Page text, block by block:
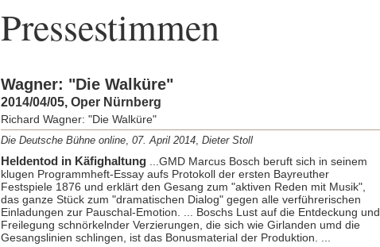
Pressestimmen
Wagner: "Die Walküre"
2014/04/05, Oper Nürnberg
Richard Wagner: "Die Walküre"
Die Deutsche Bühne online, 07. April 2014, Dieter Stoll
Heldentod in Käfighaltung...GMD Marcus Bosch beruft sich in seinem
klugen Programmheft-Essay aufs Protokoll der ersten Bayreuther
Festspiele 1876 und erklärt den Gesang zum "aktiven Reden mit Musik",
das ganze Stück zum "dramatischen Dialog" gegen alle verführerischen
Einladungen zur Pauschal-Emotion. ... Boschs Lust auf die Entdeckung und
Freilegung schnörkelnder Verzierungen, die sich wie Girlanden umd die
Gesangslinien schlingen, ist das Bonusmaterial der Produktion. ...